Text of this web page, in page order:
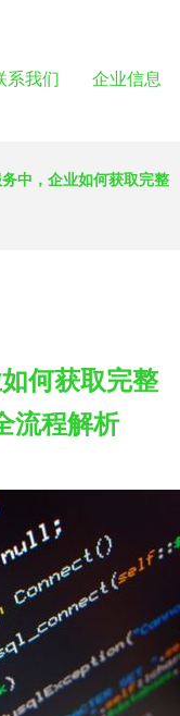
系我们 企业信息
中，企业如何获取完整
何获取完整
流程解析